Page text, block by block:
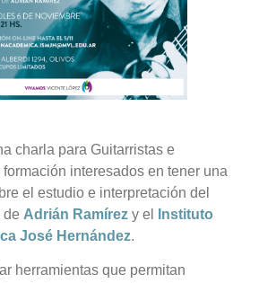
charla para Guitarristas e
interesados en tener una
el estudio e interpretación del
de Adrián Ramírez y el
Instituto
José Hernández.
herramientas que permitan